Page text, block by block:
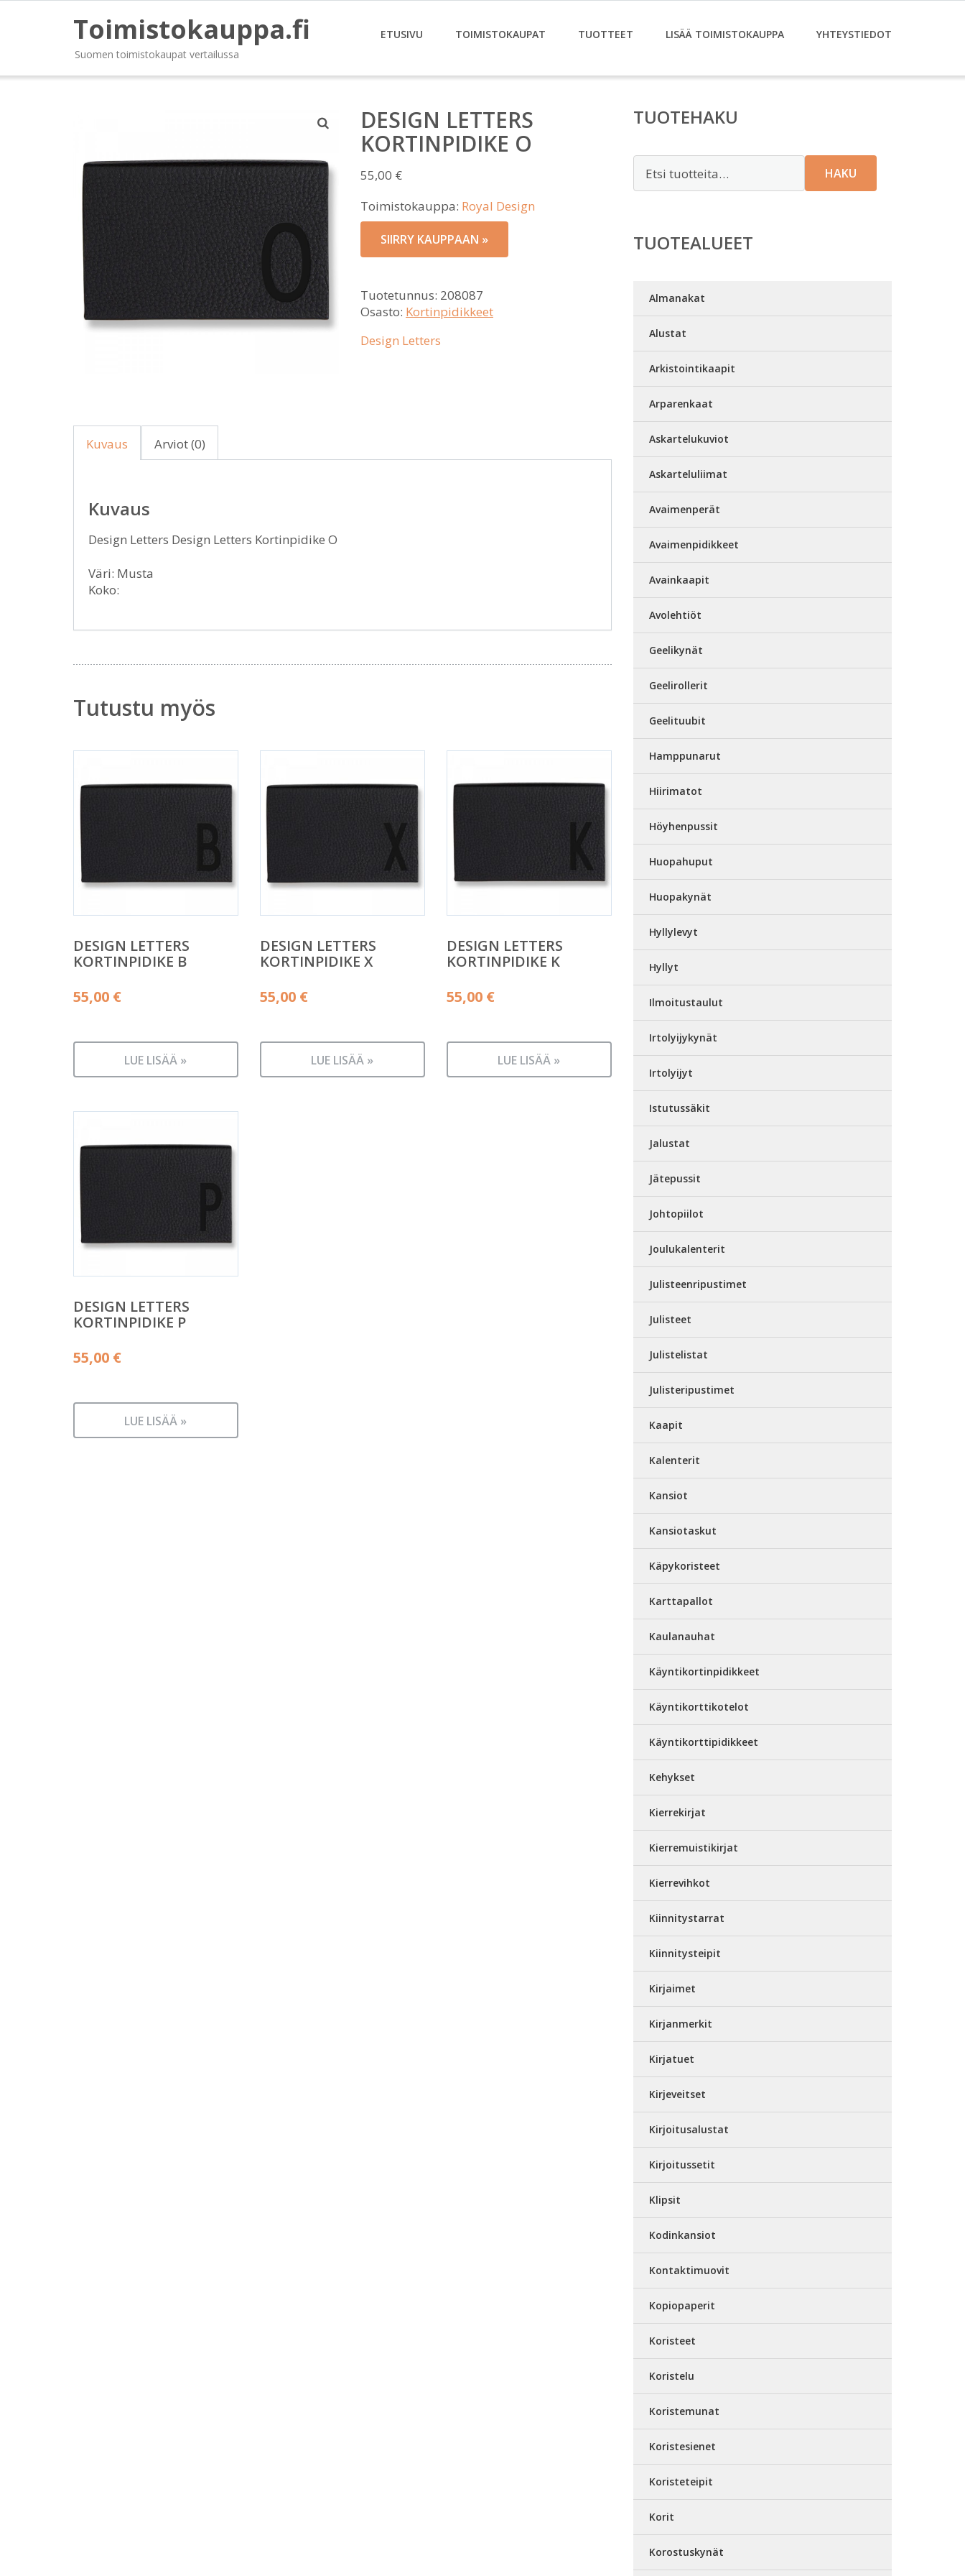
Toimistokauppa.fi
Suomen toimistokaupat vertailussa
ETUSIVU TOIMISTOKAUPAT TUOTTEET LISÄÄ TOIMISTOKAUPPA YHTEYSTIEDOT
DESIGN LETTERS
KORTINPIDIKE O
55,00 €
Toimistokauppa: Royal Design
SIIRRY KAUPPAAN »
Tuotetunnus: 208087
Osasto: Kortinpidikkeet
Design Letters
Kuvaus Arviot (0)
Kuvaus
Design Letters Design Letters Kortinpidike O
Väri: Musta
Koko:
Tutustu myös
DESIGN LETTERS
KORTINPIDIKE B
55,00 €
LUE LISÄÄ »
DESIGN LETTERS
KORTINPIDIKE X
55,00 €
LUE LISÄÄ »
DESIGN LETTERS
KORTINPIDIKE K
55,00 €
LUE LISÄÄ »
DESIGN LETTERS
KORTINPIDIKE P
55,00 €
LUE LISÄÄ »
TUOTEHAKU
HAKU
TUOTEALUEET
Almanakat
Alustat
Arkistointikaapit
Arparenkaat
Askartelukuviot
Askarteluliimat
Avaimenperät
Avaimenpidikkeet
Avainkaapit
Avolehtiöt
Geelikynät
Geelirollerit
Geelituubit
Hamppunarut
Hiirimatot
Höyhenpussit
Huopahuput
Huopakynät
Hyllylevyt
Hyllyt
Ilmoitustaulut
Irtolyijykynät
Irtolyijyt
Istutussäkit
Jalustat
Jätepussit
Johtopiilot
Joulukalenterit
Julisteenripustimet
Julisteet
Julistelistat
Julisteripustimet
Kaapit
Kalenterit
Kansiot
Kansiotaskut
Käpykoristeet
Karttapallot
Kaulanauhat
Käyntikortinpidikkeet
Käyntikorttikotelot
Käyntikorttipidikkeet
Kehykset
Kierrekirjat
Kierremuistikirjat
Kierrevihkot
Kiinnitystarrat
Kiinnitysteipit
Kirjaimet
Kirjanmerkit
Kirjatuet
Kirjeveitset
Kirjoitusalustat
Kirjoitussetit
Klipsit
Kodinkansiot
Kontaktimuovit
Kopiopaperit
Koristeet
Koristelu
Koristemunat
Koristesienet
Koristeteipit
Korit
Korostuskynät